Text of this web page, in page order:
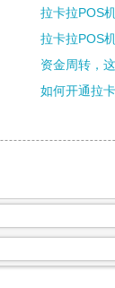
拉卡拉POS
拉卡拉POS
资金周转，
如何开通拉